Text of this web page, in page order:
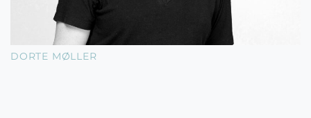
DORTE MØLLER